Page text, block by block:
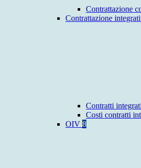
Contrattazione
Contrattazione
Contratti
Costi contratti
OIV 8